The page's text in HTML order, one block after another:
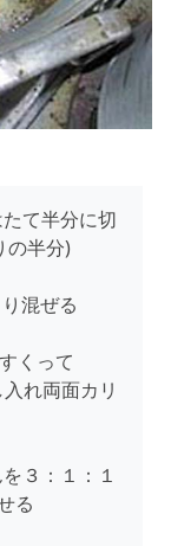
て半分に切
の半分)
混ぜる
くって
れ両面カリ
３：１：１
る